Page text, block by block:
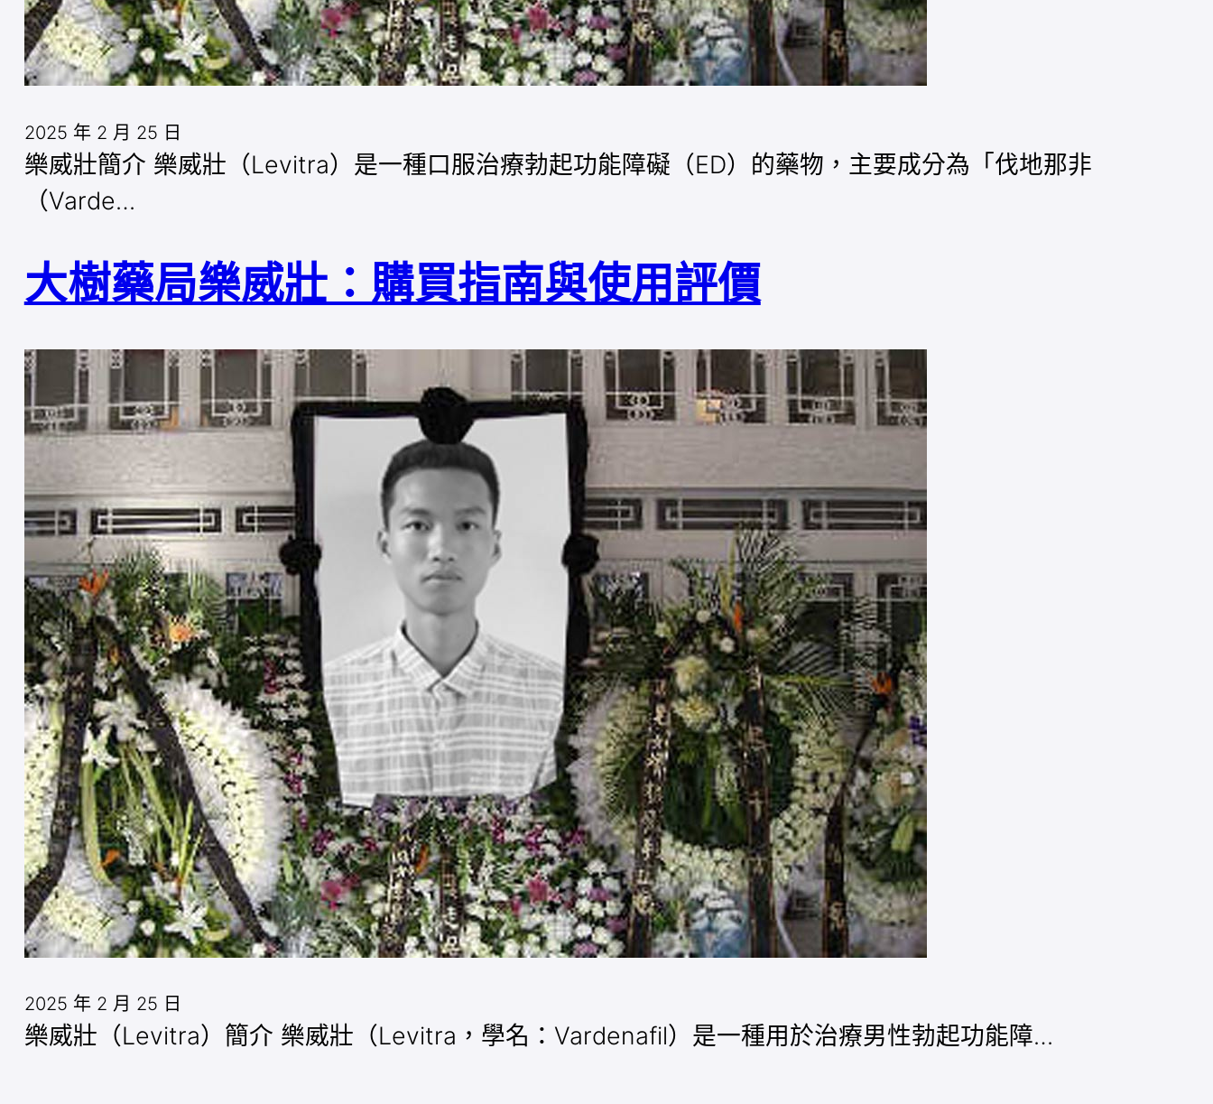
2025 年 2 月 25 日
樂威壯簡介 樂威壯（Levitra）是一種口服治療勃起功能障礙（ED）的藥物，主要成分為「伐地那非
（Varde…
大樹藥局樂威壯：購買指南與使用評價
2025 年 2 月 25 日
樂威壯（Levitra）簡介 樂威壯（Levitra，學名：Vardenafil）是一種用於治療男性勃起功能障…